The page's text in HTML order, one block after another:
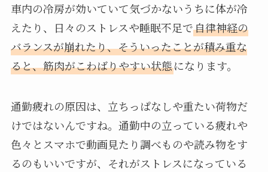
車内の冷房が効いていて気づかないうちに体が冷
えたり、日々のストレスや睡眠不足で自律神経の
バランスが崩れたり、そういったことが積み重な
ると、筋肉がこわばりやすい状態になります。
通勤疲れの原因は、立ちっぱなしや重たい荷物だ
けではないんですね。通勤中の立っている疲れや
色々とスマホで動画見たり調べものや読み物をす
るのもいいですが、それがストレスになっている